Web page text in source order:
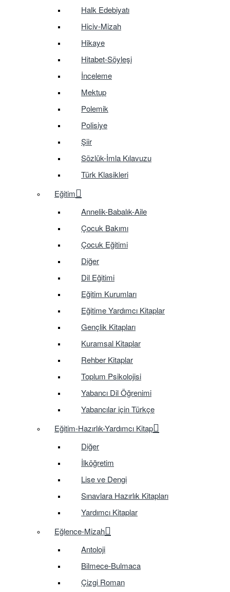
Halk Edebiyatı
Hiciv-Mizah
Hikaye
Hitabet-Söyleşi
İnceleme
Mektup
Polemik
Polisiye
Şiir
Sözlük-İmla Kılavuzu
Türk Klasikleri
Eğitim
Annelik-Babalık-Aile
Çocuk Bakımı
Çocuk Eğitimi
Diğer
Dil Eğitimi
Eğitim Kurumları
Eğitime Yardımcı Kitaplar
Gençlik Kitapları
Kuramsal Kitaplar
Rehber Kitaplar
Toplum Psikolojisi
Yabancı Dil Öğrenimi
Yabancılar için Türkçe
Eğitim-Hazırlık-Yardımcı Kitap
Diğer
İlköğretim
Lise ve Dengi
Sınavlara Hazırlık Kitapları
Yardımcı Kitaplar
Eğlence-Mizah
Antoloji
Bilmece-Bulmaca
Çizgi Roman